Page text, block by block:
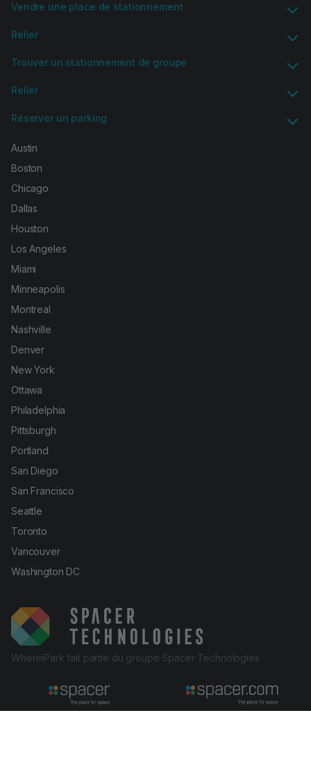
Vendre une place de stationnement
Relier
Trouver un stationnement de groupe
Relier
Réserver un parking
Austin
Boston
Chicago
Dallas
Houston
Los Angeles
Miami
Minneapolis
Montreal
Nashville
Denver
New York
Ottawa
Philadelphia
Pittsburgh
Portland
San Diego
San Francisco
Seattle
Toronto
Vancouver
Washington DC
WhereiPark fait partie du groupe Spacer Technologies